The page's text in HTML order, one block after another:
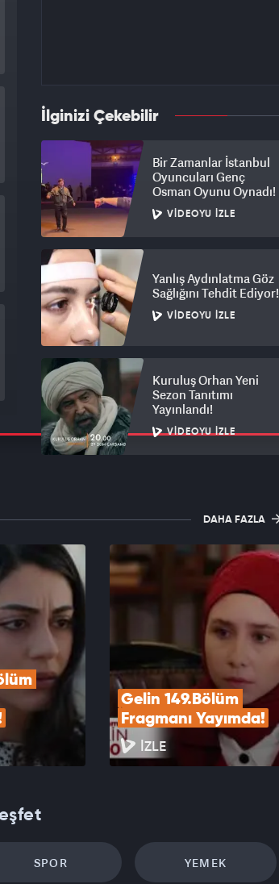
İlginizi Çekebilir
Bir Zamanlar İstanbul
Oyuncuları Genç
Osman Oyunu Oynadı!
VIDEOYU İZLE
Yanlış Aydınlatma Göz
Sağlığını Tehdit Ediyor!
VIDEOYU İZLE
Kuruluş Orhan Yeni
Sezon Tanıtımı
Yayınlandı!
VIDEOYU İZLE
DAHA FAZLA
Gelin 149.Bölüm
Fragmanı Yayımda!
İZLE
SPOR YEMEK